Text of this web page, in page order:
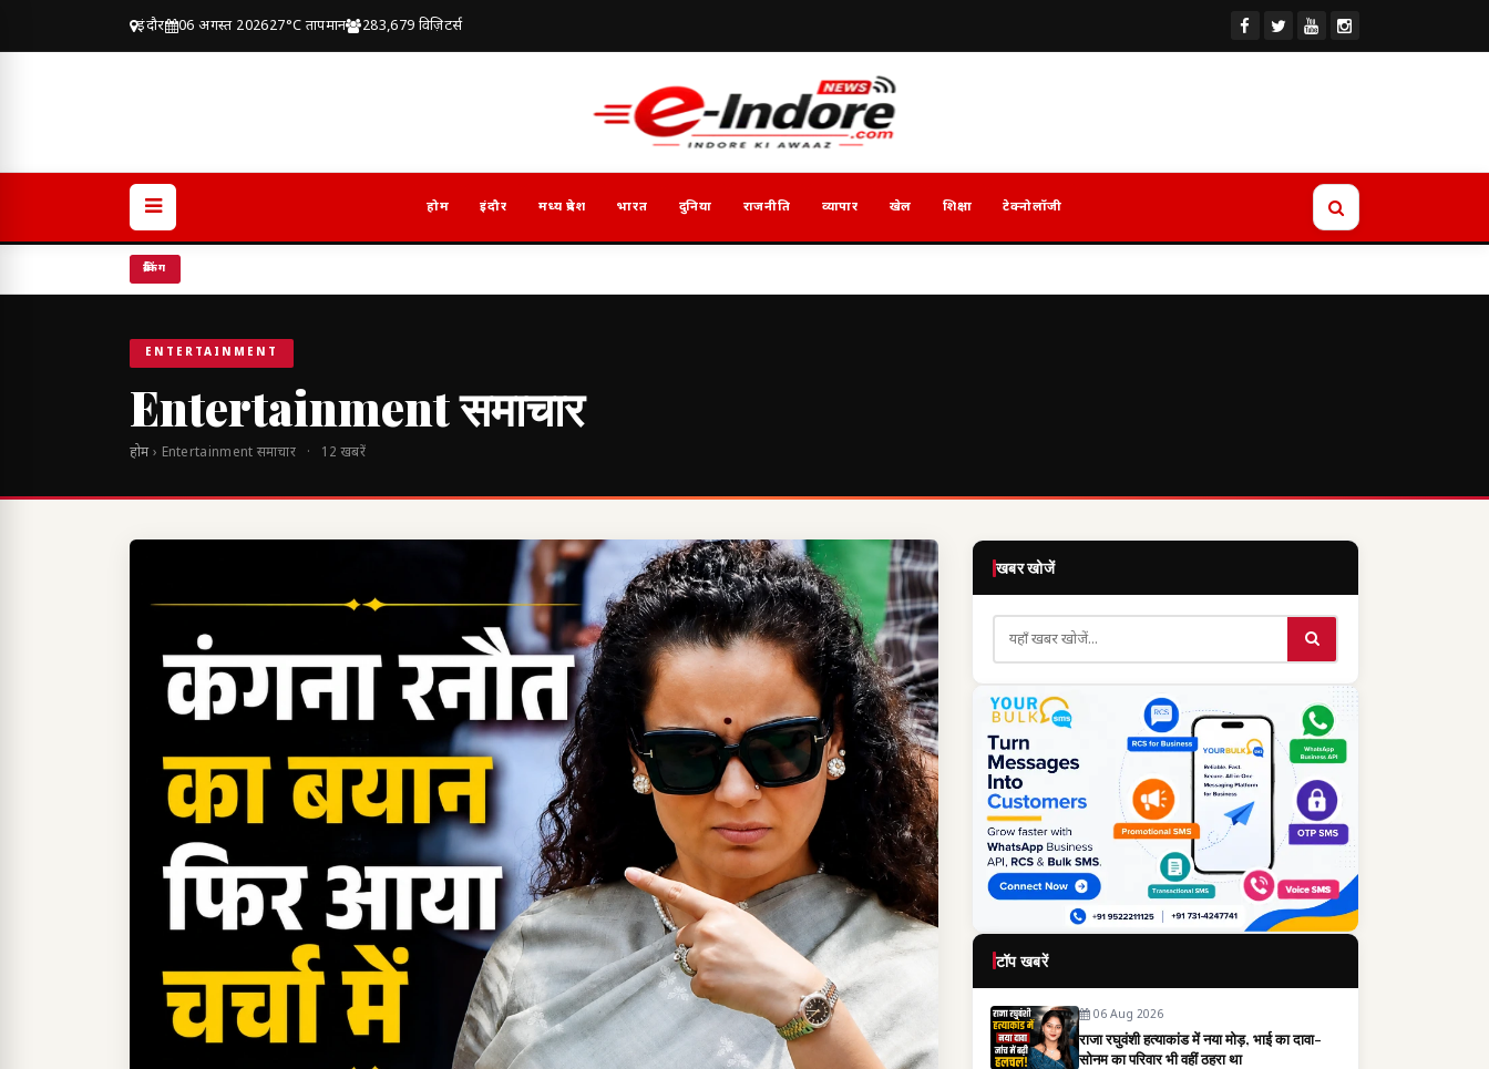
इंदौर 06 अगस्त 202627°C तापमान 283,679 विज़िटर्स
होम इंदौर मध्य प्रदेश भारत दुनिया राजनीति व्यापार खेल शिक्षा टेक्नोलॉजी
ब्रेकिंग
ENTERTAINMENT
Entertainment समाचार
होम› Entertainment समाचार · 12 खबरें
खबर खोजें
टॉप खबरें
06 Aug 2026
राजा रघुवंशी हत्याकांड में नया मोड़, भाई का दावा-
सोनम का परिवार भी वहीं ठहरा था